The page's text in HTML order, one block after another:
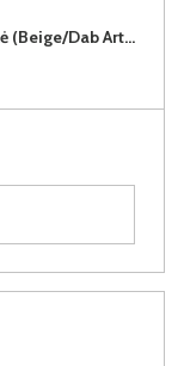
LANGEN BEIGE D40-P/L virtuvės spintelė (Beige/Dab Artisan)